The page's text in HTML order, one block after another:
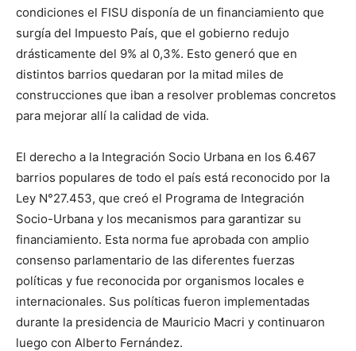
condiciones el FISU disponía de un financiamiento que
surgía del Impuesto País, que el gobierno redujo
drásticamente del 9% al 0,3%. Esto generó que en
distintos barrios quedaran por la mitad miles de
construcciones que iban a resolver problemas concretos
para mejorar allí la calidad de vida.
El derecho a la Integración Socio Urbana en los 6.467
barrios populares de todo el país está reconocido por la
Ley N°27.453, que creó el Programa de Integración
Socio-Urbana y los mecanismos para garantizar su
financiamiento. Esta norma fue aprobada con amplio
consenso parlamentario de las diferentes fuerzas
políticas y fue reconocida por organismos locales e
internacionales. Sus políticas fueron implementadas
durante la presidencia de Mauricio Macri y continuaron
luego con Alberto Fernández.